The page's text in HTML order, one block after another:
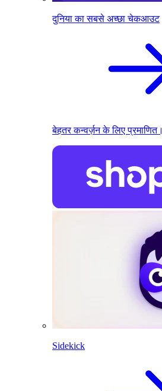
दुनिया का सबसे अच्छा चेकआउट
बेहतर कन्वर्ज़न के लिए प्रमाणित।
Sidekick